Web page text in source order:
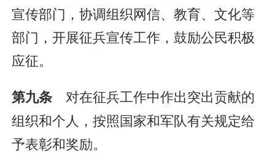
宣传部门，协调组织网信、教育、文化等
部门，开展征兵宣传工作，鼓励公民积极
应征。
第九条 对在征兵工作中作出突出贡献的
组织和个人，按照国家和军队有关规定给
予表彰和奖励。